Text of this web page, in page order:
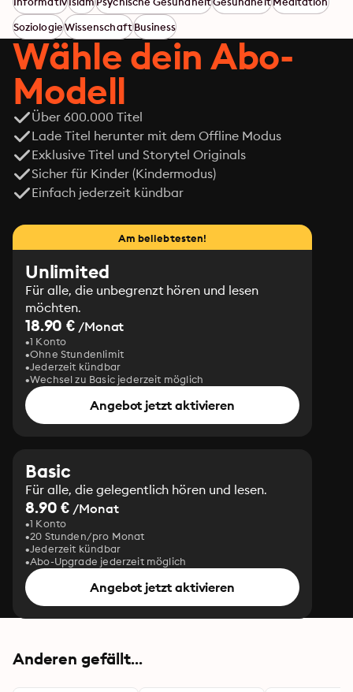
SoziologieWissenschaftBusiness
Wähle dein Abo-
Modell
Über 600.000 Titel
Lade Titel herunter mit dem Offline Modus
Exklusive Titel und Storytel Originals
Sicher für Kinder (Kindermodus)
Einfach jederzeit kündbar
Am beliebtesten!
Unlimited
Für alle, die unbegrenzt hören und lesen
möchten.
18.90 € /Monat
1 Konto
Ohne Stundenlimit
Jederzeit kündbar
Wechsel zu Basic jederzeit möglich
Angebot jetzt aktivieren
Basic
Für alle, die gelegentlich hören und lesen.
8.90 € /Monat
1 Konto
20 Stunden/pro Monat
Jederzeit kündbar
Abo-Upgrade jederzeit möglich
Angebot jetzt aktivieren
Anderen gefällt...